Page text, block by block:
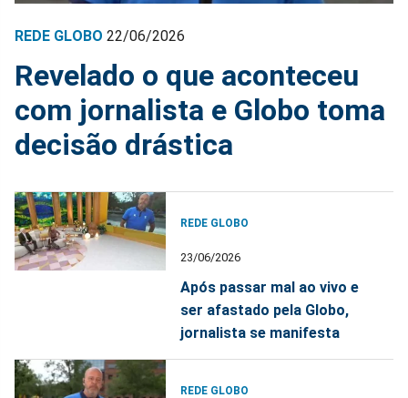
REDE GLOBO 22/06/2026
Revelado o que aconteceu
com jornalista e Globo toma
decisão drástica
REDE GLOBO
23/06/2026
Após passar mal ao vivo e
ser afastado pela Globo,
jornalista se manifesta
REDE GLOBO